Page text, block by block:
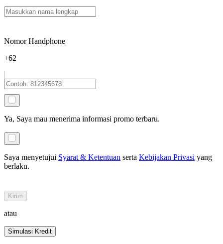
Nomor Handphone
+62
Ya, Saya mau menerima informasi promo terbaru.
Saya menyetujui Syarat & Ketentuan serta Kebijakan Privasi yang
berlaku.
Kirim
atau
Simulasi Kredit